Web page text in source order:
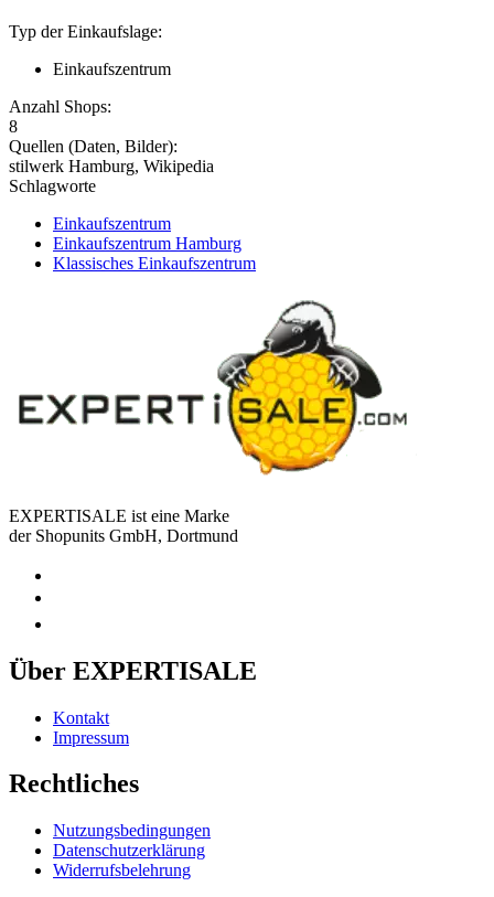
Typ der Einkaufslage:
Einkaufszentrum
Anzahl Shops:
8
Quellen (Daten, Bilder):
stilwerk Hamburg, Wikipedia
Schlagworte
Einkaufszentrum
Einkaufszentrum Hamburg
Klassisches Einkaufszentrum
EXPERTISALE ist eine Marke
der Shopunits GmbH, Dortmund
Über EXPERTISALE
Kontakt
Impressum
Rechtliches
Nutzungsbedingungen
Datenschutzerklärung
Widerrufsbelehrung